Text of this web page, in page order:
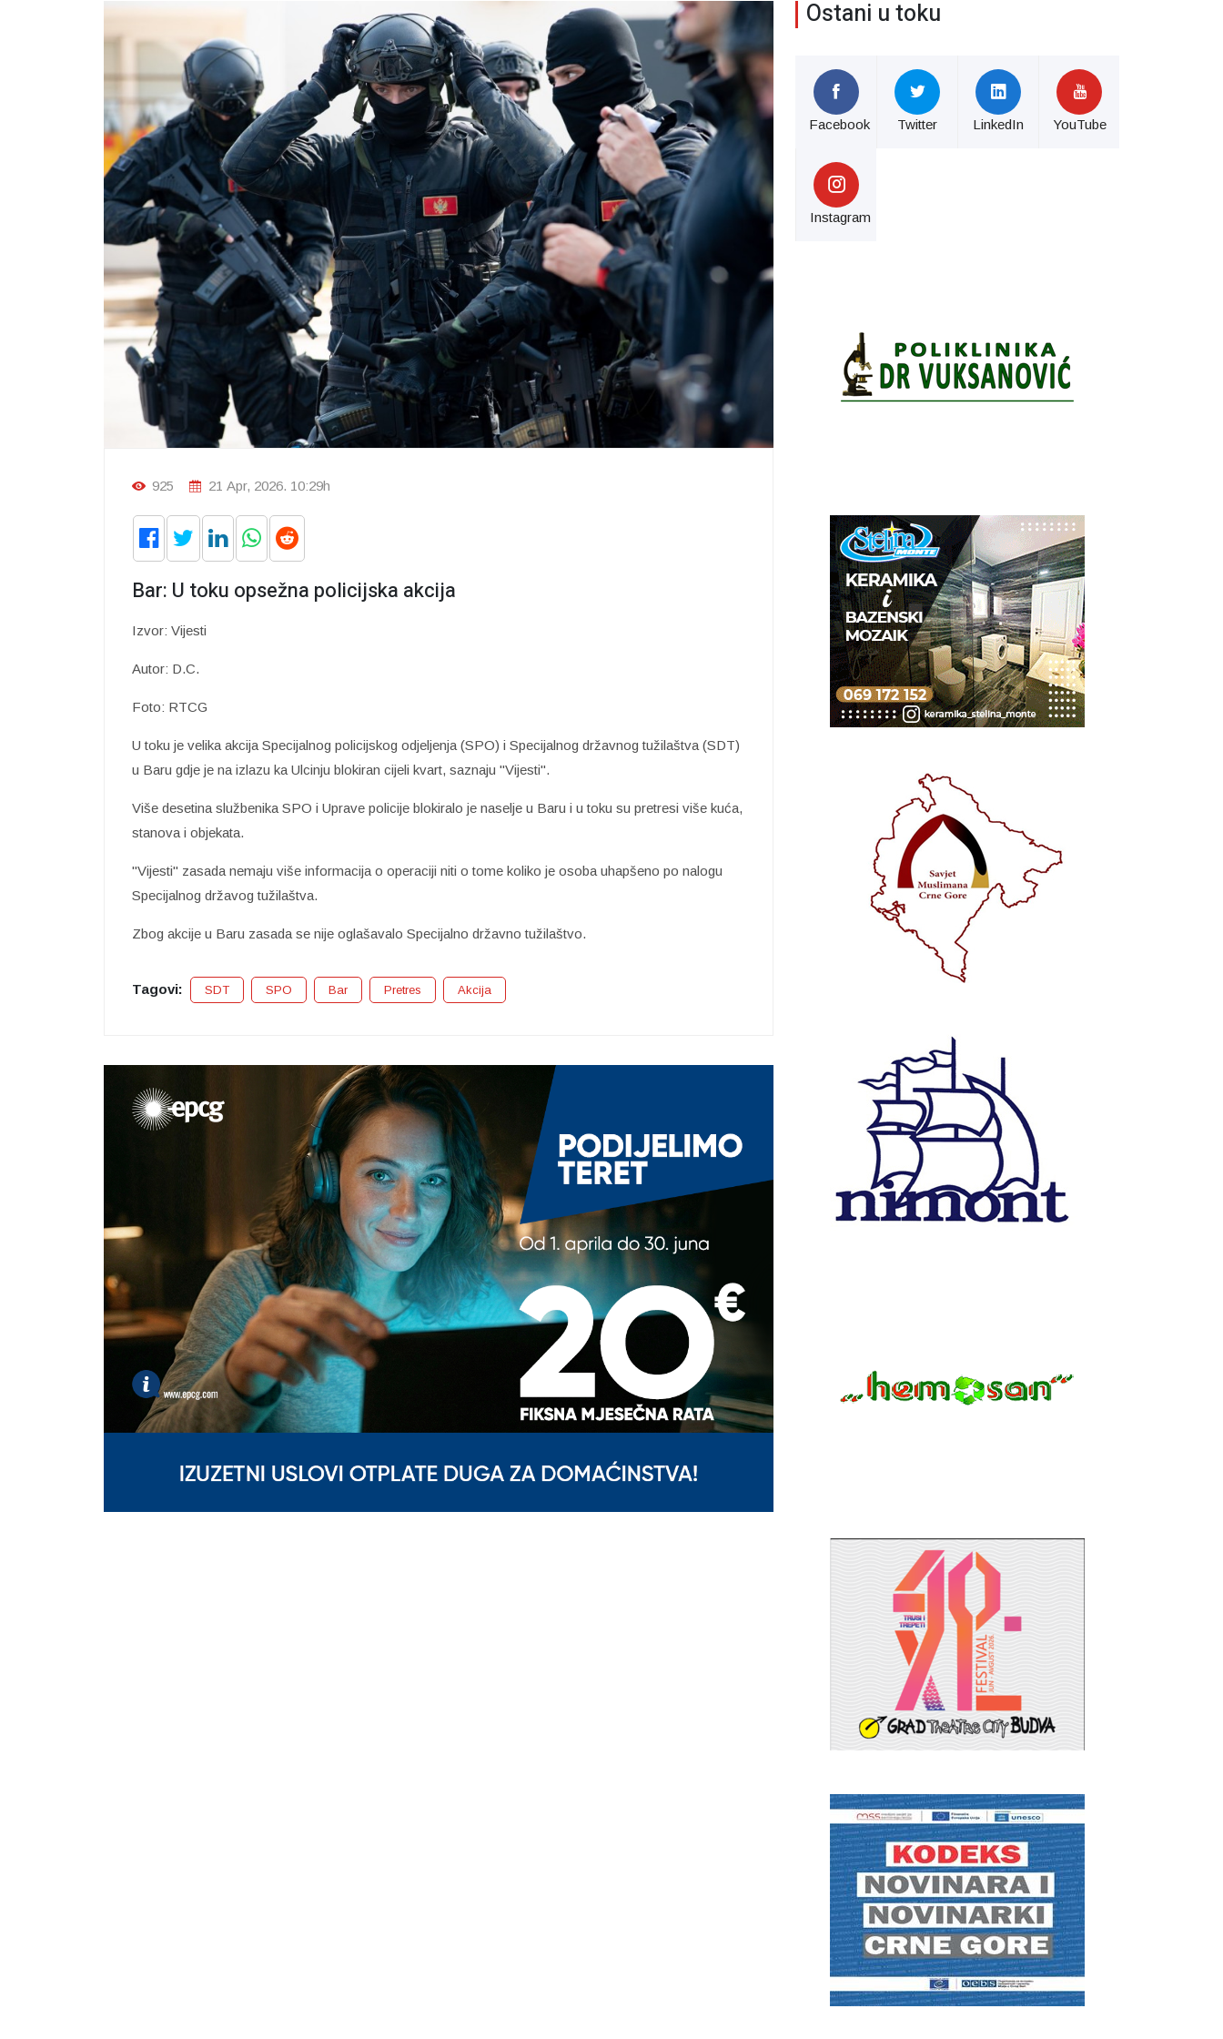
925 21 Apr, 2026. 10:29h
Bar: U toku opsežna policijska akcija
Izvor: Vijesti
Autor: D.C.
Foto: RTCG
U toku je velika akcija Specijalnog policijskog odjeljenja (SPO) i Specijalnog državnog tužilaštva (SDT)
u Baru gdje je na izlazu ka Ulcinju blokiran cijeli kvart, saznaju "Vijesti".
Više desetina službenika SPO i Uprave policije blokiralo je naselje u Baru i u toku su pretresi više kuća,
stanova i objekata.
"Vijesti" zasada nemaju više informacija o operaciji niti o tome koliko je osoba uhapšeno po nalogu
Specijalnog državog tužilaštva.
Zbog akcije u Baru zasada se nije oglašavalo Specijalno državno tužilaštvo.
Tagovi: SDT SPO Bar Pretres Akcija
Ostani u toku
Facebook Twitter LinkedIn YouTube
Instagram